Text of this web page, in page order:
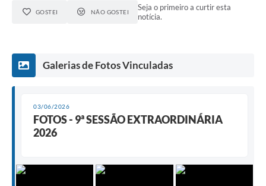
GOSTEI NÃO GOSTEI
Seja o primeiro a curtir esta
notícia.
Galerias de Fotos Vinculadas
03/06/2026
FOTOS - 9ª SESSÃO EXTRAORDINÁRIA
2026